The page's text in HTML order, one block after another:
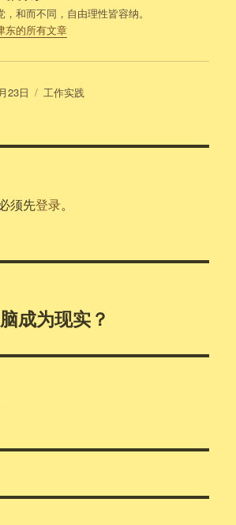
，和而不同，自由理性皆容纳。
东的所有文章
23日
分
工作实践
须先登录。
成为现实？